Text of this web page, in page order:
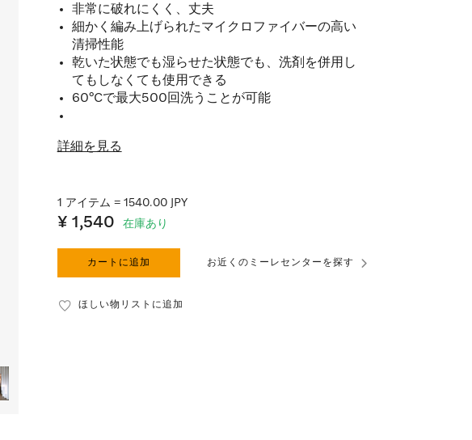
非常に破れにくく、丈夫
細かく編み上げられたマイクロファイバーの高い
清掃性能
乾いた状態でも湿らせた状態でも、洗剤を併用し
てもしなくても使用できる
60°Cで最大500回洗うことが可能
詳細を見る
1 アイテム = 1540.00 JPY
¥ 1,540 在庫あり
カートに追加 お近くのミーレセンターを探す
ほしい物リストに追加